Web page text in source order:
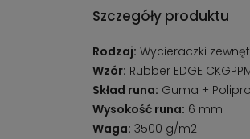
Szczegóły produktu
Rodzaj: Wycieraczki
Wzór: Rubber EDGE
Skład runa: Guma +
Wysokość runa: 6 mm
Waga: 3500 g/m2